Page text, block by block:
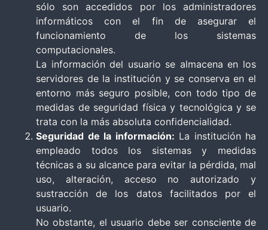
sólo son accedidos por los administradores
informáticos con el fin de asegurar el
funcionamiento de los sistemas
computacionales.
La información del usuario se almacena en los
servidores de la institución y se conserva en el
entorno más seguro posible, con todo tipo de
medidas de seguridad física y tecnológica y se
trata con la más absoluta confidencialidad.
Seguridad de la información: La institución ha
empleado todos los sistemas y medidas
técnicas a su alcance para evitar la pérdida, mal
uso, alteración, acceso no autorizado y
sustracción de los datos facilitados por el
usuario.
No obstante, el usuario debe ser consciente de